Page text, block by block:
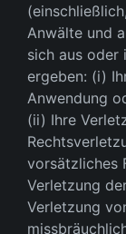
Anwälte und
sich aus oder
ergeben: (i)
Anwendung
(ii) Ihre
vorsätzliches
Verletzung
Verletzung